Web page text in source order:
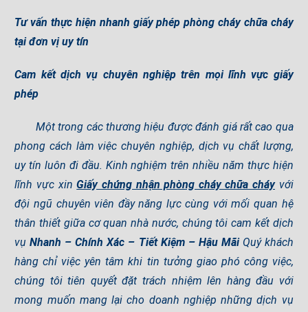
Tư vấn thực hiện nhanh giấy phép phòng cháy chữa cháy
tại đơn vị uy tín
Cam kết dịch vụ chuyên nghiệp trên mọi lĩnh vực giấy
phép
Một trong các thương hiệu được đánh giá rất cao qua
phong cách làm việc chuyên nghiệp, dịch vụ chất lượng,
uy tín luôn đi đầu. Kinh nghiệm trên nhiều năm thực hiện
lĩnh vực xinGiấy chứng nhận phòng cháy chữa cháyvới
đội ngũ chuyên viên đầy năng lực cùng với mối quan hệ
thân thiết giữa cơ quan nhà nước, chúng tôi cam kết dịch
vụNhanh – Chính Xác – Tiết Kiệm – Hậu MãiQuý khách
hàng chỉ việc yên tâm khi tin tưởng giao phó công việc,
chúng tôi tiên quyết đặt trách nhiệm lên hàng đầu với
mong muốn mang lại cho doanh nghiệp những dịch vụ